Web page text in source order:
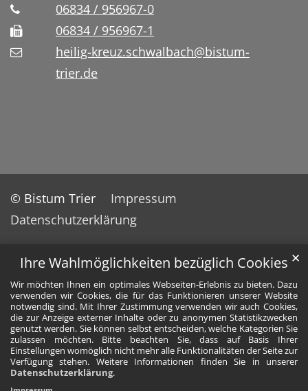
Ihre Wahlmöglichkeiten bezüglich Cookies
Wir möchten Ihnen ein optimales Webseiten-Erlebnis zu bieten. Dazu
verwenden wir Cookies, die für das Funktionieren unserer Website
notwendig sind. Mit Ihrer Zustimmung verwenden wir auch Cookies,
die zur Anzeige externer Inhalte oder zu anonymen Statistikzwecken
genutzt werden. Sie können selbst entscheiden, welche Kategorien Sie
zulassen möchten. Bitte beachten Sie, dass auf Basis Ihrer
Einstellungen womöglich nicht mehr alle Funktionalitäten der Seite zur
Verfügung stehen. Weitere Informationen finden Sie in unserer
Datenschutzerklärung.
✕
06834 / 956967-0
06834 / 956967-1
heilig-kreuz.schwalbach@bistum-
trier.de
© Bistum Trier
Impressum
Datenschutzerklärung